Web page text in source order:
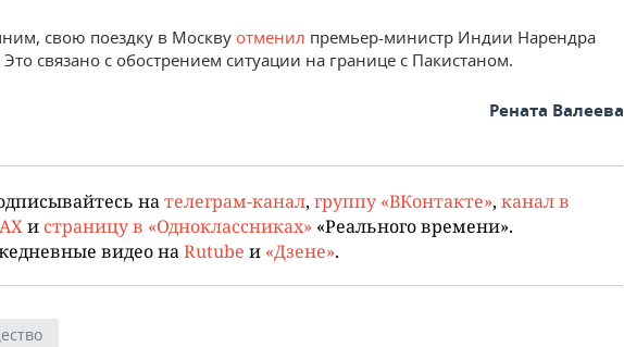
свою поездку в Москву отменил премьер-министр Индии Нарендра
связано с обострением ситуации на границе с Пакистаном.
Рената Валеева
нателеграм-канал, группу «ВКонтакте», канал в
и страницу в «Одноклассниках» «Реального времени».
видео наRutube и «Дзене».